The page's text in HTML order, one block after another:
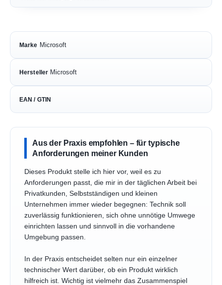
Marke Microsoft
Hersteller Microsoft
EAN / GTIN
Aus der Praxis empfohlen – für typische
Anforderungen meiner Kunden
Dieses Produkt stelle ich hier vor, weil es zu
Anforderungen passt, die mir in der täglichen Arbeit bei
Privatkunden, Selbstständigen und kleinen
Unternehmen immer wieder begegnen: Technik soll
zuverlässig funktionieren, sich ohne unnötige Umwege
einrichten lassen und sinnvoll in die vorhandene
Umgebung passen.
In der Praxis entscheidet selten nur ein einzelner
technischer Wert darüber, ob ein Produkt wirklich
hilfreich ist. Wichtig ist vielmehr das Zusammenspiel